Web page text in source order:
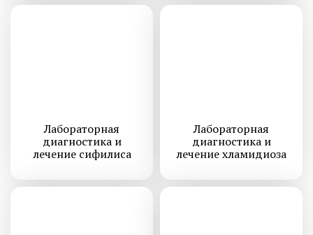
Лабораторная
диагностика и
лечение сифилиса
Лабораторная
диагностика и
лечение хламидиоза